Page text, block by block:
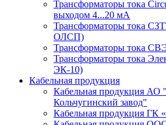
Трансформаторы тока
выходом 4...20 мА
Трансформаторы тока
ОЛСП)
Трансформаторы тока
Трансформаторы тока
ЭК-10)
Кабельная продукция
Кабельная продукция АО
Кольчугинский завод"
Кабельная продукция ГК